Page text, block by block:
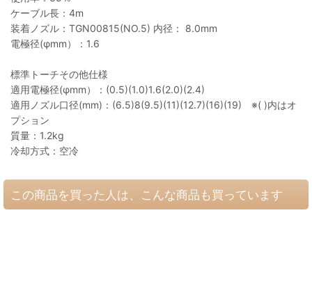
ケーブル長：4m
装着ノズル：TGN00815(NO.5) 内径： 8.0mm
電極径(φmm）：1.6
標準トーチその他仕様
適用電極径(φmm）：(0.5)(1.0)1.6(2.0)(2.4)
適用ノズル口径(mm)：(6.5)8(9.5)(11)(12.7)(16)(19) ※( )内はオ
プション
質量：1.2kg
冷却方式：空冷
この商品を買った人は、こんな商品も買っています